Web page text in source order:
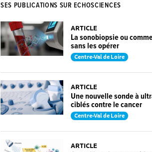
SES PUBLICATIONS SUR ECHOSCIENCES
ARTICLE
La sonobiopsie ou
sans les opérer
Centre-Val de Loire
ARTICLE
Une nouvelle sonde à
ciblés contre le cancer
Centre-Val de Loire
ARTICLE